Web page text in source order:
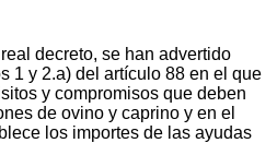
decreto, se han advertido
1 y 2.a) del artículo 88 en el que
y compromisos que deben
de ovino y caprino y en el
los importes de las ayudas